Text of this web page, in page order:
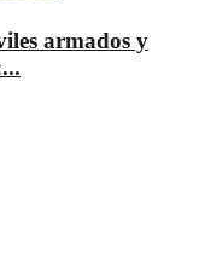
armados y